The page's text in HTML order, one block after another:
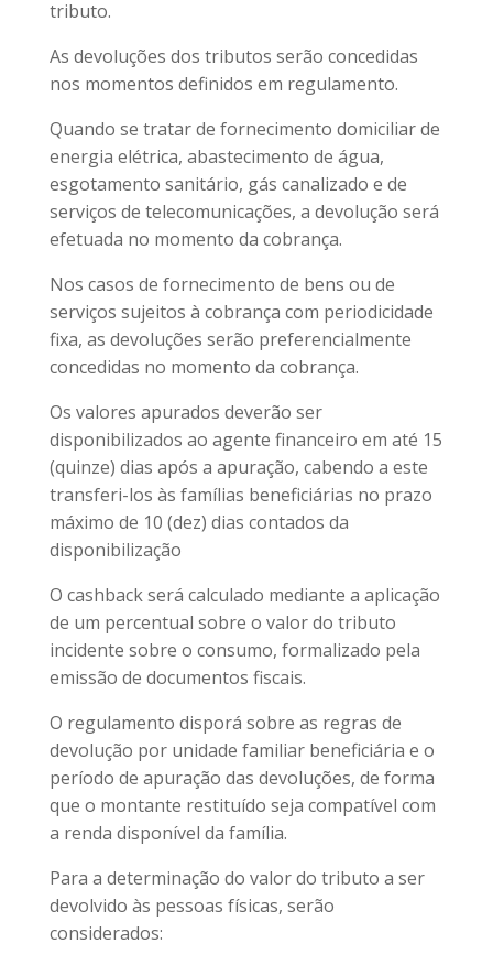
tributo.
As devoluções dos tributos serão concedidas
nos momentos definidos em regulamento.
Quando se tratar de fornecimento domiciliar de
energia elétrica, abastecimento de água,
esgotamento sanitário, gás canalizado e de
serviços de telecomunicações, a devolução será
efetuada no momento da cobrança.
Nos casos de fornecimento de bens ou de
serviços sujeitos à cobrança com periodicidade
fixa, as devoluções serão preferencialmente
concedidas no momento da cobrança.
Os valores apurados deverão ser
disponibilizados ao agente financeiro em até 15
(quinze) dias após a apuração, cabendo a este
transferi-los às famílias beneficiárias no prazo
máximo de 10 (dez) dias contados da
disponibilização
O cashback será calculado mediante a aplicação
de um percentual sobre o valor do tributo
incidente sobre o consumo, formalizado pela
emissão de documentos fiscais.
O regulamento disporá sobre as regras de
devolução por unidade familiar beneficiária e o
período de apuração das devoluções, de forma
que o montante restituído seja compatível com
a renda disponível da família.
Para a determinação do valor do tributo a ser
devolvido às pessoas físicas, serão
considerados: